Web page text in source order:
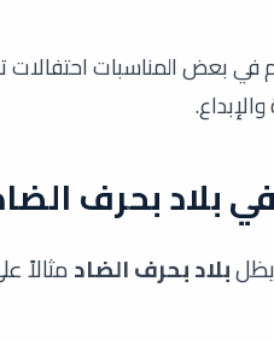
في بعض المناسبات احتفالات
بلاد بحرف
بلاد بحرف الضادمثالاً